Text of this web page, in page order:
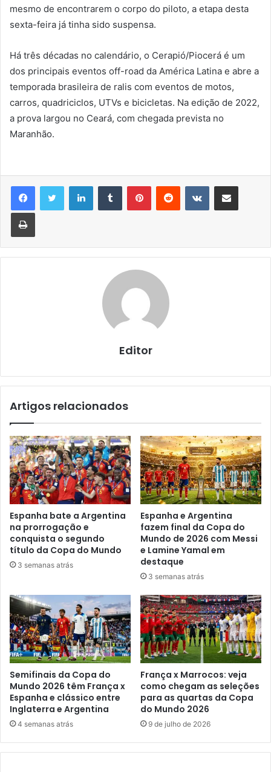
mesmo de encontrarem o corpo do piloto, a etapa desta
sexta-feira já tinha sido suspensa.
Há três décadas no calendário, o Cerapió/Piocerá é um
dos principais eventos off-road da América Latina e abre a
temporada brasileira de ralis com eventos de motos,
carros, quadriciclos, UTVs e bicicletas. Na edição de 2022,
a prova largou no Ceará, com chegada prevista no
Maranhão.
LinkedinTumblr PinterestReddit VK Compartilhar via e-mail
Imprimir
Editor
Artigos relacionados
Espanha bate a Argentina
na prorrogação e
conquista o segundo
título da Copa do Mundo
3 semanas atrás
Espanha e Argentina
fazem final da Copa do
Mundo de 2026 com Messi
e Lamine Yamal em
destaque
3 semanas atrás
Semifinais da Copa do
Mundo 2026 têm França x
Espanha e clássico entre
Inglaterra e Argentina
4 semanas atrás
França x Marrocos: veja
como chegam as seleções
para as quartas da Copa
do Mundo 2026
9 de julho de 2026